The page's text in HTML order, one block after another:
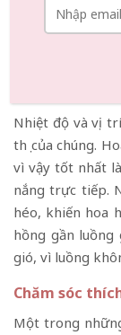
mua có ảnh
nhận hoặc
tối đa hóa độ
Nhiệt độ và vị
thọ của chúng.
vì vậy tốt nhất
nắng trực tiếp.
héo, khiến hoa
hồng gần
gió, vì luồng
Chăm sóc
Một trong